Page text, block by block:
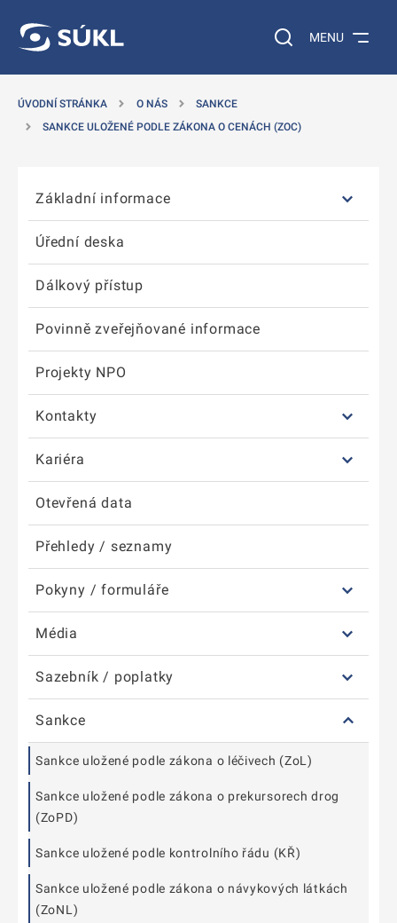
Vyhledávání na
MENU
ÚVODNÍ STRÁNKA O NÁS
SANKCE
SANKCE ULOŽENÉ PODLE ZÁKONA O CENÁCH (ZOC)
Základní informace
Úřední deska
Dálkový přístup
Povinně zveřejňované informace
Projekty NPO
Kontakty
Kariéra
Otevřená data
Přehledy / seznamy
Pokyny / formuláře
Média
Sazebník / poplatky
Sankce
Sankce uložené podle zákona o léčivech (ZoL)
Sankce uložené podle zákona o prekursorech drog
(ZoPD)
Sankce uložené podle kontrolního řádu (KŘ)
Sankce uložené podle zákona o návykových látkách
(ZoNL)